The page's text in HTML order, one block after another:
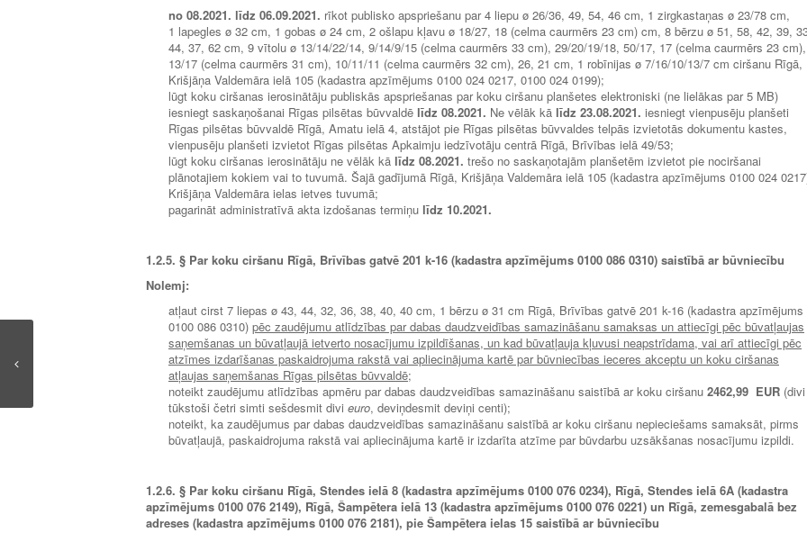
no 08.2021. līdz 06.09.2021. rīkot publisko apspriešanu par 4 liepu ø 26/36, 49, 54, 46 cm, 1 zirgkastaņas ø 23/78 cm,
1 lapegles ø 32 cm, 1 gobas ø 24 cm, 2 ošlapu kļavu ø 18/27, 18 (celma caurmērs 23 cm) cm, 8 bērzu ø 51, 58, 42, 39,
44, 37, 62 cm, 9 vītolu ø 13/14/22/14, 9/14/9/15 (celma caurmērs 33 cm), 29/20/19/18, 50/17, 17 (celma caurmērs 23 cm),
13/17 (celma caurmērs 31 cm), 10/11/11 (celma caurmērs 32 cm), 26, 21 cm, 1 robīnijas ø 7/16/10/13/7 cm ciršanu Rīgā,
Krišjāņa Valdemāra ielā 105 (kadastra apzīmējums 0100 024 0217, 0100 024 0199);
lūgt koku ciršanas ierosinātāju publiskās apspriešanas par koku ciršanu planšetes elektroniski (ne lielākas par 5 MB)
iesniegt saskaņošanai Rīgas pilsētas būvvaldē līdz 08.2021. Ne vēlāk kā līdz 23.08.2021. iesniegt vienpusēju planšeti
Rīgas pilsētas būvvaldē Rīgā, Amatu ielā 4, atstājot pie Rīgas pilsētas būvvaldes telpās izvietotās dokumentu kastes,
vienpusēju planšeti izvietot Rīgas pilsētas Apkaimju iedzīvotāju centrā Rīgā, Brīvības ielā 49/53;
lūgt koku ciršanas ierosinātāju ne vēlāk kā līdz 08.2021. trešo no saskaņotajām planšetēm izvietot pie nociršanai
plānotajiem kokiem vai to tuvumā. Šajā gadījumā Rīgā, Krišjāņa Valdemāra ielā 105 (kadastra apzīmējums 0100 024
Krišjāņa Valdemāra ielas ietves tuvumā;
pagarināt administratīvā akta izdošanas termiņu līdz 10.2021.
1.2.5. § Par koku ciršanu Rīgā, Brīvības gatvē 201 k-16 (kadastra apzīmējums 0100 086 0310) saistībā ar būvniecību
Nolemj:
atļaut cirst 7 liepas ø 43, 44, 32, 36, 38, 40, 40 cm, 1 bērzu ø 31 cm Rīgā, Brīvības gatvē 201 k-16 (kadastra apzīmējums
0100 086 0310) pēc zaudējumu atlīdzības par dabas daudzveidības samazināšanu samaksas un attiecīgi pēc būvatļaujas
saņemšanas un būvatļaujā ietverto nosacījumu izpildīšanas, un kad būvatļauja kļuvusi neapstrīdama, vai arī attiecīgi pēc
atzīmes izdarīšanas paskaidrojuma rakstā vai apliecinājuma kartē par būvniecības ieceres akceptu un koku ciršanas
atļaujas saņemšanas Rīgas pilsētas būvvaldē;
noteikt zaudējumu atlīdzības apmēru par dabas daudzveidības samazināšanu saistībā ar koku ciršanu 2462,99 EUR (divi
tūkstoši četri simti sešdesmit divi euro, deviņdesmit deviņi centi);
noteikt, ka zaudējumus par dabas daudzveidības samazināšanu saistībā ar koku ciršanu nepieciešams samaksāt, pirms
būvatļaujā, paskaidrojuma rakstā vai apliecinājuma kartē ir izdarīta atzīme par būvdarbu uzsākšanas nosacījumu izpildi.
1.2.6. § Par koku ciršanu Rīgā, Stendes ielā 8 (kadastra apzīmējums 0100 076 0234), Rīgā, Stendes ielā 6A (kadastra
apzīmējums 0100 076 2149), Rīgā, Šampētera ielā 13 (kadastra apzīmējums 0100 076 0221) un Rīgā, zemesgabalā bez
adreses (kadastra apzīmējums 0100 076 2181), pie Šampētera ielas 15 saistībā ar būvniecību